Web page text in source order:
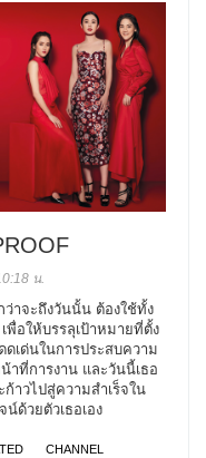
น.
าจะถึงวันนั้น ต้องใช้ทั้ง
พื่อให้บรรลุเป้าหมายที่ตั้ง
เด่นในการประสบความ
าที่การงาน และวันนี้เธอ
าวไปสู่ความสำเร็จใน
ด้วยตัวเธอเอง
CHANNEL